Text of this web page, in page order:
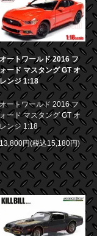
オートワールド 2016 フ
ォード マスタング GT オ
レンジ 1:18
オートワールド 2016 フ
ォード マスタング GT オ
レンジ 1:18
13,800円(税込15,180円)